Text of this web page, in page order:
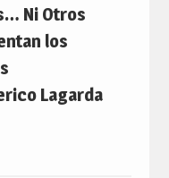
Ni Otros
los
Lagarda